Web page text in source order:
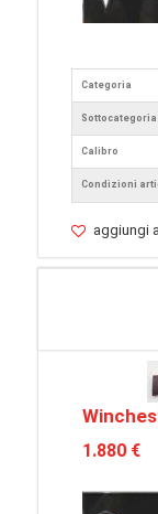
Categoria
Sottocategoria
Calibro
Condizioni
aggiungi
1.880 €